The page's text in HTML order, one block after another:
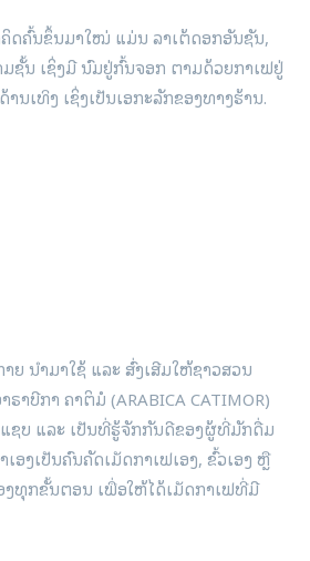
ຄິດຄົ້ນຂຶ້ນມາໃໝ່ ແມ່ນ ລາເຕ້ດອກອັນຊັນ,
ຊັ້ນ ເຊິ່ງມີ ນົມຢູ່ກົ້ນຈອກ ຕາມດ້ວຍກາເຟຢູ່
ນເທິງ ເຊິ່ງເປັນເອກະລັກຂອງທາງຮ້ານ.
ຍ ນຳມາໃຊ້ ແລະ ສົ່ງເສີມໃຫ້ຊາວສວນ
າບີກາ ຄາຕິມໍ (ARABICA CATIMOR)
ຊບ ແລະ ເປັນທີ່ຮູ້ຈັກກັນດີຂອງຜູ້ທີ່ມັກດື່ມ
ເອງເປັນຄົນຄັດເມັດກາເຟເອງ, ຂົ້ວເອງ ຫຼື
ງທຸກຂັ້ນຕອນ ເພື່ອໃຫ້ໄດ້ເມັດກາເຟທີ່ມີ